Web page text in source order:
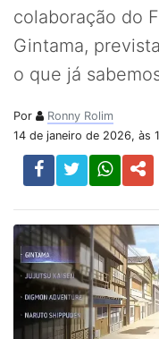
colaboração do
Gintama,
o que já
Por
Ronny Rolim
14 de janeiro de 2026, às